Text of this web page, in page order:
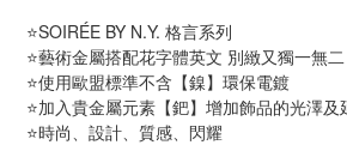
⭐SOIRÉE BY N.Y. 格言系列
⭐藝術金屬搭配花字體英文 別緻又獨一無二
⭐使用歐盟標準不含【鎳】環保電鍍
⭐加入貴金屬元素【鈀】增加飾品的光澤及
⭐時尚、設計、質感、閃耀